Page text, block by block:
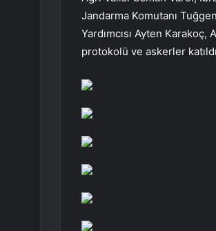
Jandarma Komutanı
Yardımcısı Ayten
protokolü ve askerler